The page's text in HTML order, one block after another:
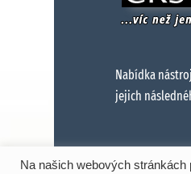
Nabídka
jejich
Na našich webových